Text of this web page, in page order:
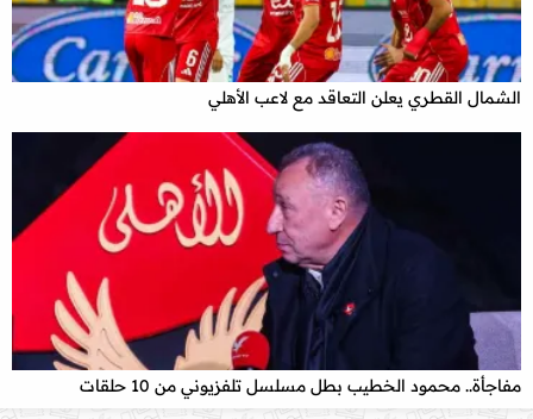
الشمال القطري يعلن التعاقد مع لاعب الأهلي
مفاجأة.. محمود الخطيب بطل مسلسل تلفزيوني من 10 حلقات
x